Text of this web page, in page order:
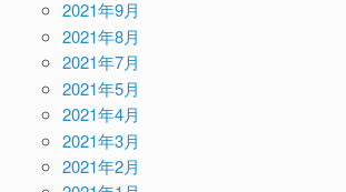
2021年9月
2021年8月
2021年7月
2021年5月
2021年4月
2021年3月
2021年2月